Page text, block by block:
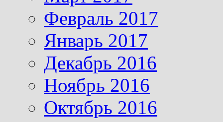
Февраль 2017
Январь 2017
Декабрь 2016
Ноябрь 2016
Октябрь 2016